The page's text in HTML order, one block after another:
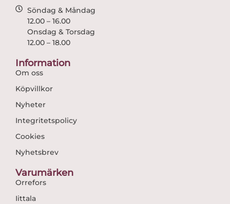
Söndag & Måndag
12.00 – 16.00
Onsdag & Torsdag
12.00 – 18.00
Information
Om oss
Köpvillkor
Nyheter
Integritetspolicy
Cookies
Nyhetsbrev
Varumärken
Orrefors
Iittala